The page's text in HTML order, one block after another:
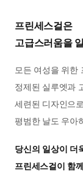
프린세스걸은
고급스러움을
모든 여성을 위한
정제된 실루엣과
세련된 디자인으로
평범한 날도 우아
당신의 일상이 더
프린세스걸이 함